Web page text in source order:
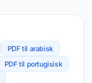
PDF til arabisk
PDF til portugisisk